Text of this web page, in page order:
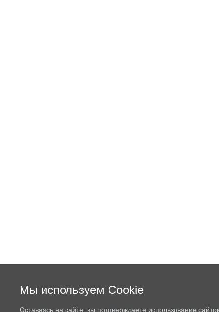
Мы используем Cookie
Оставаясь на сайте, вы подтверждаете использование